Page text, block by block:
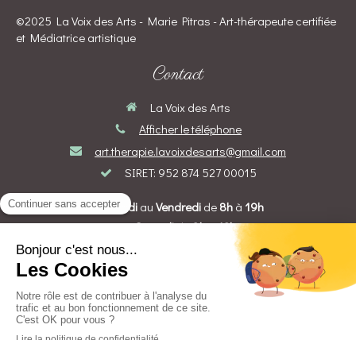
©2025 La Voix des Arts - Marie Pitras - Art-thérapeute certifiée
et Médiatrice artistique
Contact
La Voix des Arts
Afficher le téléphone
art.therapie.lavoixdesarts@gmail.com
SIRET: 952 874 527 00015
DuLundiau Vendredide 8hà 19h
LeSamedide8hà12h
Création et référencement du site par Simplébo